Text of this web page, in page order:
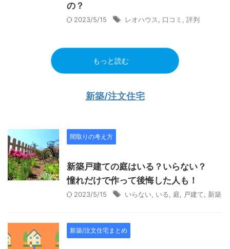
の？
2023/5/15 レオハウス 口コミ 評判
もっと読む
新築/注文住宅
間取りの考え方
新築戸建ての庭はいる？いらない？
憧れだけで作って後悔した人も！
2023/5/15 いらない いる 庭 戸建て 新築
新築/注文住宅まとめ